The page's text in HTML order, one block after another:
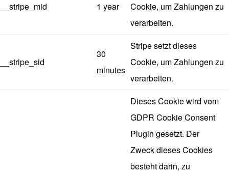
__stripe_mid 1 year
Cookie, um Zahlungen zu
verarbeiten.
__stripe_sid
30
minutes
Stripe setzt dieses
Cookie, um Zahlungen zu
verarbeiten.
Dieses Cookie wird vom
GDPR Cookie Consent
Plugin gesetzt. Der
Zweck dieses Cookies
besteht darin, zu